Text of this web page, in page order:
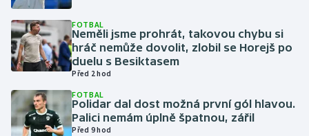
Krasobruslení
Lezení
Lyže a snowboard
Moderní pětiboj
FOTBAL
Neměli jsme prohrát, takovou chybu si
hráč nemůže dovolit, zlobil se Horejš po
duelu s Besiktasem
Před 2 hod
FOTBAL
Polidar dal dost možná první gól hlavou.
Palici nemám úplně špatnou, zářil
Před 9 hod